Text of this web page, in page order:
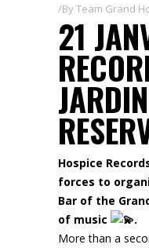
ByTeam Grand
21
Hospice
forces to
Bar of the
of music
.
More than a